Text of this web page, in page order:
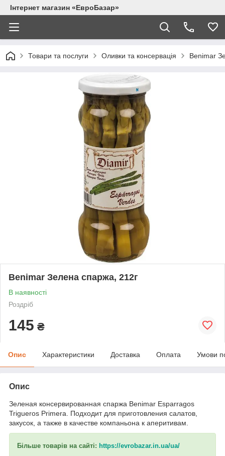
Інтернет магазин «ЕвроБазар»
Товари та послуги Оливки та консервація Benimar
Benimar Зелена спаржа, 212г
В наявності
Роздріб
145 ₴
Опис Характеристики Доставка Оплата Умови
Опис
Зеленая консервированная спаржа Benimar Esparragos
Trigueros Primera. Подходит для приготовления салатов,
закусок, а также в качестве компаньона к аперитивам.
Більше товарів на сайті: https://evrobazar.in.ua/ua/